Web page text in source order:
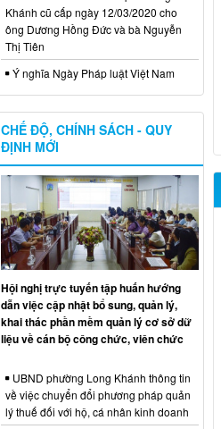
Khánh cũ cấp ngày 12/03/2020 cho
ông Dương Hồng Đức và bà Nguyễn
Thị Tiên
Ý nghĩa Ngày Pháp luật Việt Nam
CHẾ ĐỘ, CHÍNH SÁCH - QUY
ĐỊNH MỚI
Hội nghị trực tuyến tập huấn hướng
dẫn việc cập nhật bổ sung, quản lý,
khai thác phần mềm quản lý cơ sở dữ
liệu về cán bộ công chức, viên chức
UBND phường Long Khánh thông tin
về việc chuyển đổi phương pháp quản
lý thuế đối với hộ, cá nhân kinh doanh